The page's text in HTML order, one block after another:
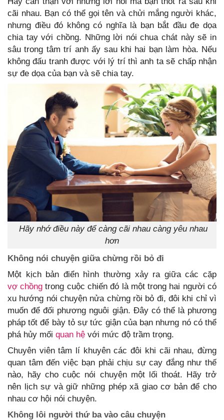
cãi nhau. Bạn có thể gọi tên và chửi mắng người khác,
nhưng điều đó không có nghĩa là bạn bắt đầu đe dọa
chia tay với chồng. Những lời nói chua chát này sẽ in
sâu trong tâm trí anh ấy sau khi hai bạn làm hòa. Nếu
không đấu tranh được với lý trí thì anh ta sẽ chấp nhận
sự đe dọa của bạn và sẽ chia tay.
Hãy nhớ điều này để càng cãi nhau càng yêu nhau
hơn
Không nói chuyện giữa chừng rồi bỏ đi
Một kịch bản điển hình thường xảy ra giữa các cặp
vợ chồng trong cuộc chiến đó là một trong hai người có
xu hướng nói chuyện nửa chừng rồi bỏ đi, đôi khi chỉ vì
muốn để đối phương nguôi giận. Đây có thể là phương
pháp tốt để bày tỏ sự tức giận của bạn nhưng nó có thể
phá hủy mối quan hệ với mức độ trầm trọng.
Chuyên viên tâm lí khuyên các đôi khi cãi nhau, đừng
quan tâm đến việc bạn phải chịu sự cay đắng như thế
nào, hãy cho cuộc nói chuyện một lối thoát. Hãy trở
nên lịch sự và giữ những phép xã giao cơ bản để cho
nhau cơ hội nói chuyện.
Không lôi người thứ ba vào câu chuyện